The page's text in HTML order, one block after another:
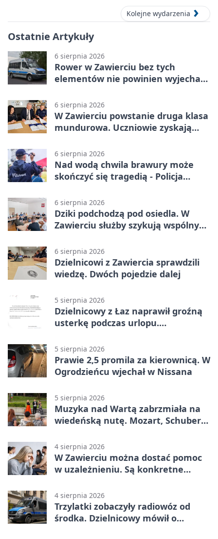
Kolejne wydarzenia
Ostatnie Artykuły
6 sierpnia 2026
Rower w Zawierciu bez tych
elementów nie powinien wyjechać
6 sierpnia 2026
W Zawierciu powstanie druga klasa
mundurowa. Uczniowie zyskają
6 sierpnia 2026
Nad wodą chwila brawury może
skończyć się tragedią - Policja
6 sierpnia 2026
Dziki podchodzą pod osiedla. W
Zawierciu służby szykują wspólny
6 sierpnia 2026
Dzielnicowi z Zawiercia sprawdzili
wiedzę. Dwóch pojedzie dalej
5 sierpnia 2026
Dzielnicowy z Łaz naprawił groźną
usterkę podczas urlopu.
5 sierpnia 2026
Prawie 2,5 promila za kierownicą. W
Ogrodzieńcu wjechał w Nissana
5 sierpnia 2026
Muzyka nad Wartą zabrzmiała na
wiedeńską nutę. Mozart, Schubert i
4 sierpnia 2026
W Zawierciu można dostać pomoc
w uzależnieniu. Są konkretne
4 sierpnia 2026
Trzylatki zobaczyły radiowóz od
środka. Dzielnicowy mówił o